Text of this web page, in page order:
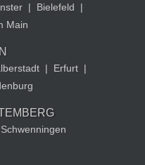
| Bielefeld
|
Main
| Erfurt |